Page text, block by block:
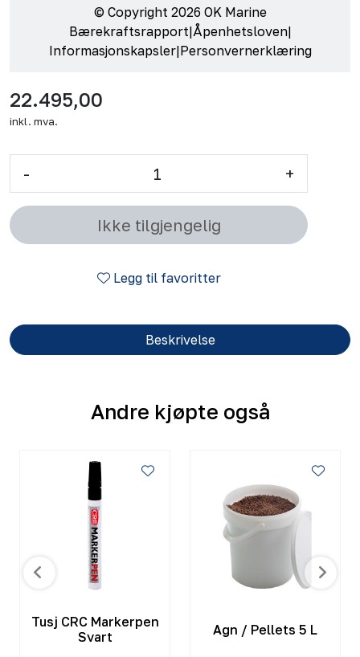
© Copyright 2026 OK Marine
Bærekraftsrapport|Åpenhetsloven|
Informasjonskapsler|Personvernerklæring
22.495,00
inkl. mva.
- +
Ikke tilgjengelig
Legg til favoritter
Beskrivelse
Andre kjøpte også
Tusj CRC Markerpen
Svart
Agn / Pellets 5 L